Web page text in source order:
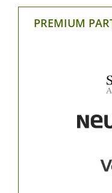
PREMIUM